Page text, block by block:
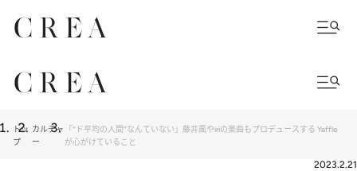
トッ
プ
カルチャ
ー
「“ド平均の人間”なんていない」藤井風やiriの楽曲もプロデュースする Yaffle
が心がけていること
2023.2.21